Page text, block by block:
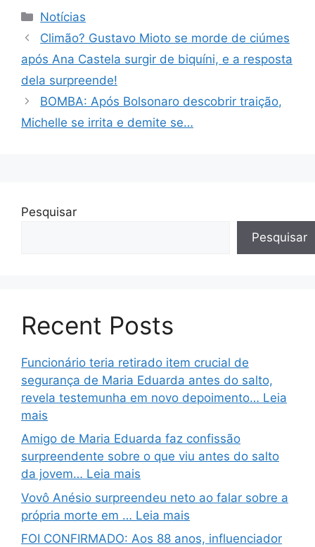
Categorias
Notícias
Climão? Gustavo Mioto se morde de ciúmes
após Ana Castela surgir de biquíni, e a resposta
dela surpreende!
BOMBA: Após Bolsonaro descobrir traição,
Michelle se irrita e demite se…
Pesquisar
Pesquisar
Recent Posts
Funcionário teria retirado item crucial de
segurança de Maria Eduarda antes do salto,
revela testemunha em novo depoimento… Leia
mais
Amigo de Maria Eduarda faz confissão
surpreendente sobre o que viu antes do salto
da jovem… Leia mais
Vovô Anésio surpreendeu neto ao falar sobre a
própria morte em … Leia mais
FOI CONFIRMADO: Aos 88 anos, influenciador